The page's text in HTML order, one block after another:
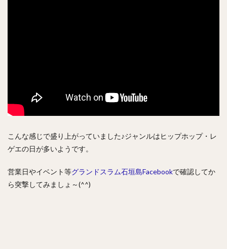
こんな感じで盛り上がっていました♪ジャンルはヒップホップ・レ
ゲエの日が多いようです。
営業日やイベント等グランドスラム石垣島Facebookで確認してか
ら突撃してみましょ～(^^)